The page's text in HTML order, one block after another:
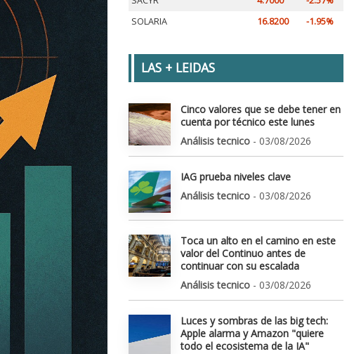
SOLARIA
16.8200 -1.95%
LAS + LEIDAS
Cinco valores que se debe tener en
cuenta por técnico este lunes
Análisis tecnico - 03/08/2026
IAG prueba niveles clave
Análisis tecnico - 03/08/2026
Toca un alto en el camino en este
valor del Continuo antes de
continuar con su escalada
Análisis tecnico - 03/08/2026
Luces y sombras de las big tech:
Apple alarma y Amazon "quiere
todo el ecosistema de la IA"